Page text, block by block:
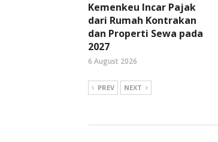
Kemenkeu Incar Pajak
dari Rumah Kontrakan
dan Properti Sewa pada
2027
6 August 2026
PREV NEXT